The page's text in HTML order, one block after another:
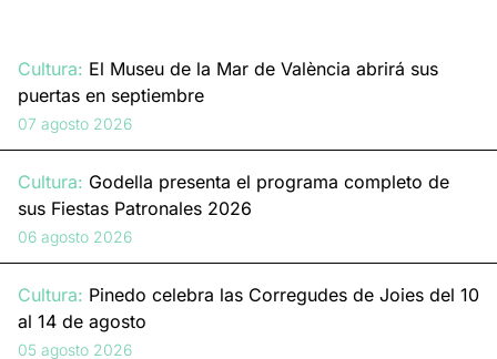
Cultura: El Museu de la Mar de València abrirá sus
puertas en septiembre
07 agosto 2026
Cultura: Godella presenta el programa completo de
sus Fiestas Patronales 2026
06 agosto 2026
Cultura: Pinedo celebra las Corregudes de Joies del 10
al 14 de agosto
05 agosto 2026